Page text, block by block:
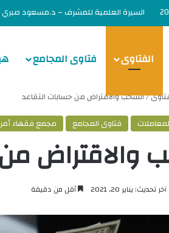
السيرة العلمية للمشرف – د.مسعود صبري
الفتاوى فتاوى المجامع
/السّحب والاقتراض من حسابات التقاعد
فتاوى المجامع مجمع فقهاء
والاقتراض
آخر تحديث: يناير 20, 2021 أقل من دقيقة